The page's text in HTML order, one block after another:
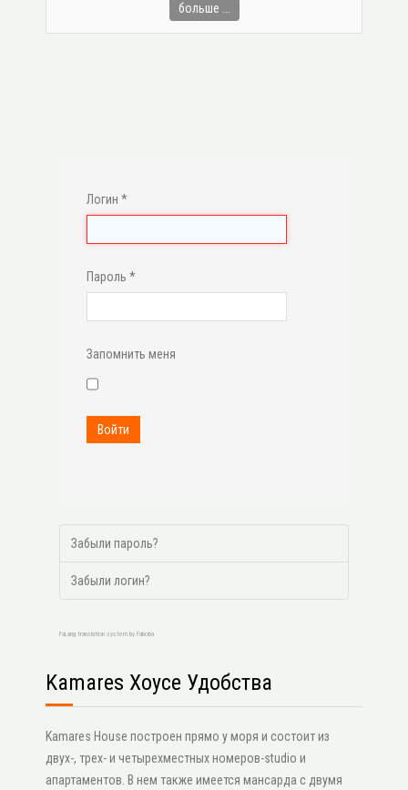
больше ...
Логин *
Пароль *
Запомнить меня
Войти
Забыли пароль?
Забыли логин?
FaLang translation system by Faboba
Kamares Хоусе Удобства
Kamares House построен прямо у моря и состоит из
двух-, трех- и четырехместных номеров-studio и
апартаментов. В нем также имеется мансарда с двумя